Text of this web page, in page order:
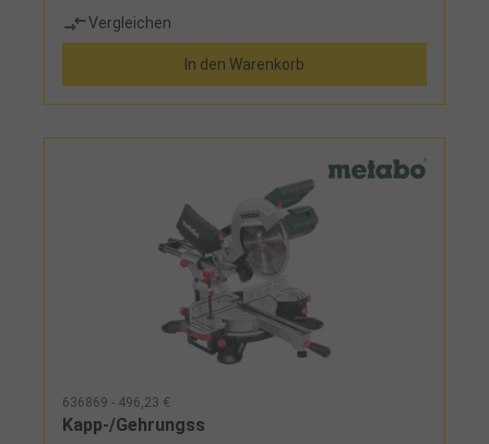
Lichtverhältnissen, gefräste Winkelskala,
Parallelanschlag, Spindel-Lock für einfachen
Sägeblattwechsel, Gehrungswinkel bis 48°,
Neigungswinkel bis 47°L/2°RLieferumfang:HM-
Kreissägeblatt 40 Zähne, Staubsack und
Vergleichen
In den Warenkorb
636869 - 496,23 €
Kapp-/Gehrungss